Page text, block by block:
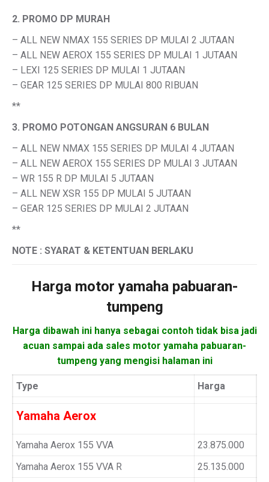
2. PROMO DP MURAH
– ALL NEW NMAX 155 SERIES DP MULAI 2 JUTAAN
– ALL NEW AEROX 155 SERIES DP MULAI 1 JUTAAN
– LEXI 125 SERIES DP MULAI 1 JUTAAN
– GEAR 125 SERIES DP MULAI 800 RIBUAN
**
3. PROMO POTONGAN ANGSURAN 6 BULAN
– ALL NEW NMAX 155 SERIES DP MULAI 4 JUTAAN
– ALL NEW AEROX 155 SERIES DP MULAI 3 JUTAAN
– WR 155 R DP MULAI 5 JUTAAN
– ALL NEW XSR 155 DP MULAI 5 JUTAAN
– GEAR 125 SERIES DP MULAI 2 JUTAAN
**
NOTE : SYARAT & KETENTUAN BERLAKU
Harga motoryamaha pabuaran-
tumpeng
Harga dibawah ini hanya sebagai contoh tidak bisa jadi
acuan sampai ada sales motor yamaha pabuaran-
tumpeng yang mengisi halaman ini
Type Harga
Yamaha Aerox
Yamaha Aerox 155 VVA
23.875.000
Yamaha Aerox 155 VVA R
25.135.000